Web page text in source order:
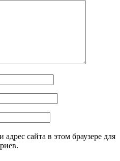
сайта в этом браузере для